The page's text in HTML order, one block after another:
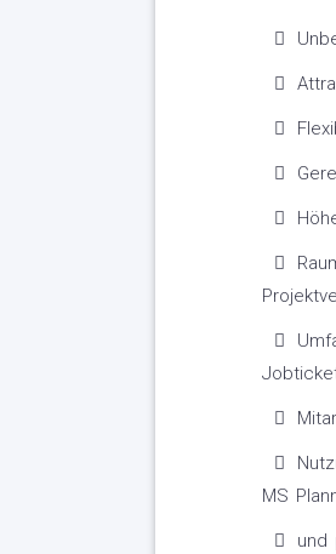
MS
und